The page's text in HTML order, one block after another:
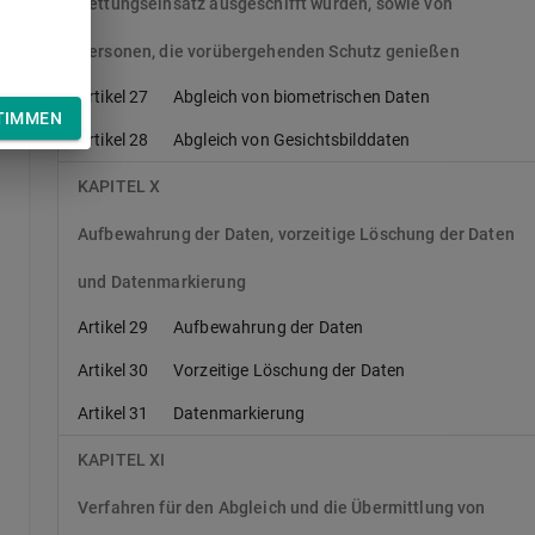
Personen, die vorübergehenden Schutz genießen
Artikel 27 Abgleich von biometrischen Daten
Artikel 28 Abgleich von Gesichtsbilddaten
KAPITEL X
Aufbewahrung der Daten, vorzeitige Löschung der Daten
und Datenmarkierung
Artikel 29 Aufbewahrung der Daten
Artikel 30 Vorzeitige Löschung der Daten
Artikel 31 Datenmarkierung
KAPITEL XI
Verfahren für den Abgleich und die Übermittlung von